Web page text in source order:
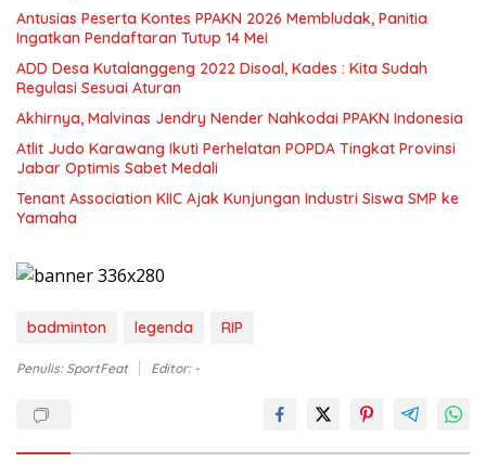
Antusias Peserta Kontes PPAKN 2026 Membludak, Panitia
Ingatkan Pendaftaran Tutup 14 Mei
ADD Desa Kutalanggeng 2022 Disoal, Kades : Kita Sudah
Regulasi Sesuai Aturan
Akhirnya, Malvinas Jendry Nender Nahkodai PPAKN Indonesia
Atlit Judo Karawang Ikuti Perhelatan POPDA Tingkat Provinsi
Jabar Optimis Sabet Medali
Tenant Association KIIC Ajak Kunjungan Industri Siswa SMP ke
Yamaha
badminton legenda RIP
Penulis: SportFeat Editor: -